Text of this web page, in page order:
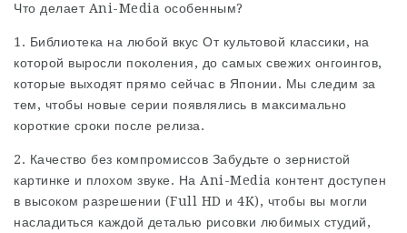
Что делает Ani-Media особенным?
1. Библиотека на любой вкус От культовой классики, на
которой выросли поколения, до самых свежих онгоингов,
которые выходят прямо сейчас в Японии. Мы следим за
тем, чтобы новые серии появлялись в максимально
короткие сроки после релиза.
2. Качество без компромиссов Забудьте о зернистой
картинке и плохом звуке. На Ani-Media контент доступен
в высоком разрешении (Full HD и 4K), чтобы вы могли
насладиться каждой деталью рисовки любимых студий,